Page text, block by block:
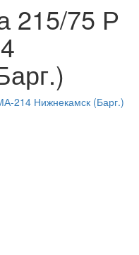
215/75 Р